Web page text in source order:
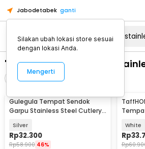
Jabodetabek ganti
"tempat sendok garpu
Urutkan
Gulegula Tempat Sendok
Garpu Stainless Steel Cutlery
Silver
Rp32.300
Rp58.900 46%
White
Rp
Rp
Silakan ubah lokasi store sesuai
dengan lokasi Anda.
Mengerti